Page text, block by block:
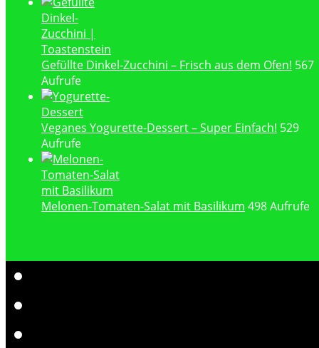
Gefüllte Dinkel-Zucchini – Frisch aus dem Ofen! 567
Aufrufe
Veganes Yogurette-Dessert – Super Einfach! 529
Aufrufe
Melonen-Tomaten-Salat mit Basilikum 498 Aufrufe